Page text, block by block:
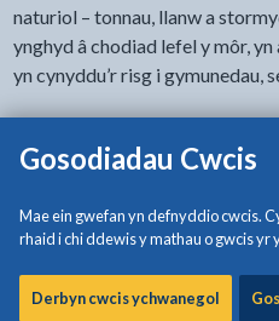
Gosodiadau Cwcis
Mae ein gwefan yn defnyddio cwcis.
rhaid i chi ddewis y mathau o gwcis yr
Derbyn cwcis ychwanegol
naturiol – tonnau, llanw a
ynghyd â chodiad lefel y môr,
yn cynyddu’r risg i gymunedau,
llywodraethu gan ddwy brif
Deddf Diogelu’r Arfordir